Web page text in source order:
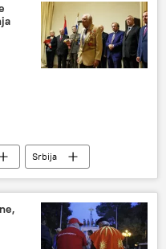
Srbija